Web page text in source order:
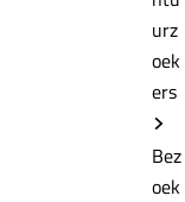
urz
oek
ers
Bez
oek